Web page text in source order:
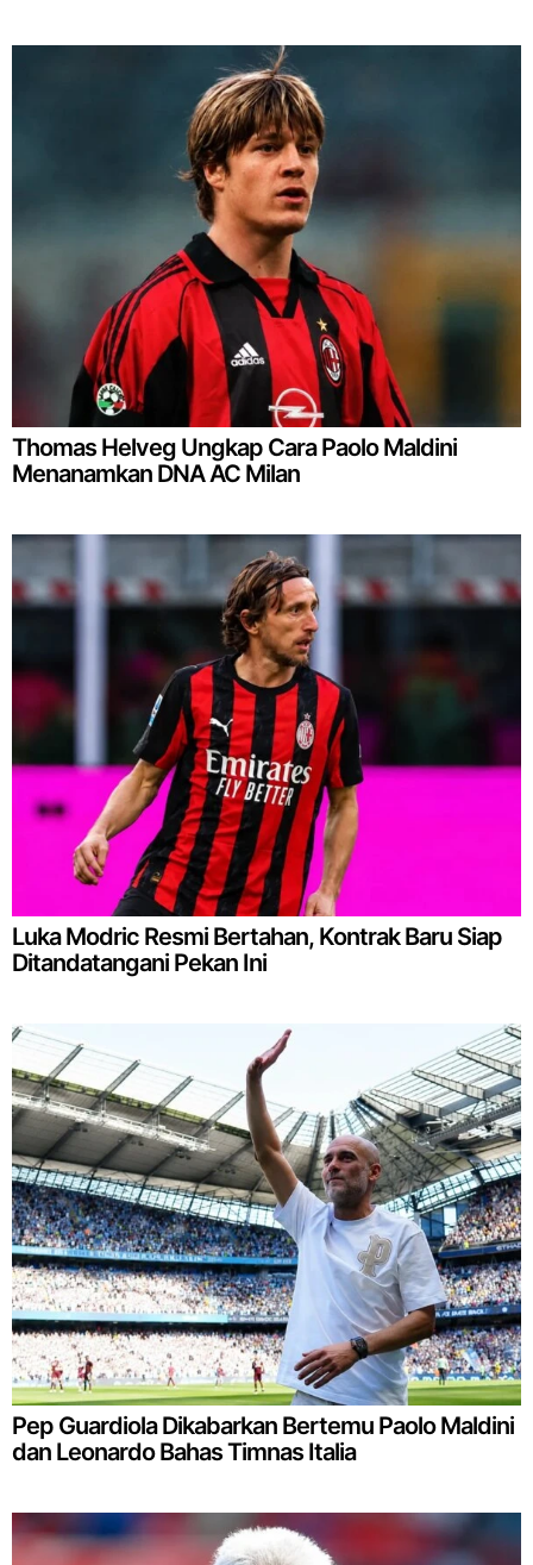
Thomas Helveg Ungkap Cara Paolo Maldini
Menanamkan DNA AC Milan
Luka Modric Resmi Bertahan, Kontrak Baru Siap
Ditandatangani Pekan Ini
Pep Guardiola Dikabarkan Bertemu Paolo Maldini
dan Leonardo Bahas Timnas Italia